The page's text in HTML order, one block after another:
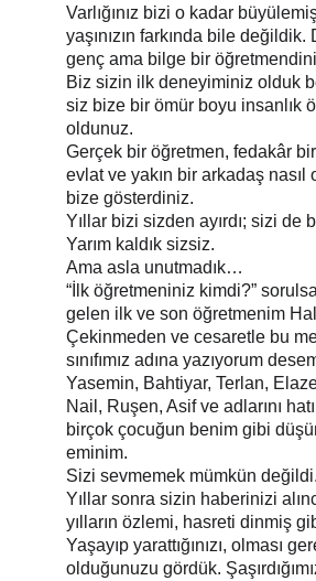
Varlığınız bizi o kadar
yaşınızın farkında bile
genç ama bilge bir
Biz sizin ilk deneyiminiz olduk
siz bize bir ömür boyu insanlık
oldunuz.
Gerçek bir öğretmen, fedakâr
evlat ve yakın bir arkadaş nasıl
bize gösterdiniz.
Yıllar bizi sizden ayırdı; sizi de
Yarım kaldık sizsiz.
Ama asla unutmadık…
“İlk öğretmeniniz kimdi?”
gelen ilk ve son öğretmenim
Çekinmeden ve cesaretle bu
sınıfımız adına yazıyorum
Yasemin, Bahtiyar, Terlan,
Nail, Ruşen, Asif ve adlarını
birçok çocuğun benim gibi
eminim.
Sizi sevmemek mümkün değildi.
Yıllar sonra sizin haberinizi
yılların özlemi, hasreti dinmiş
Yaşayıp yarattığınızı, olması
olduğunuzu gördük.